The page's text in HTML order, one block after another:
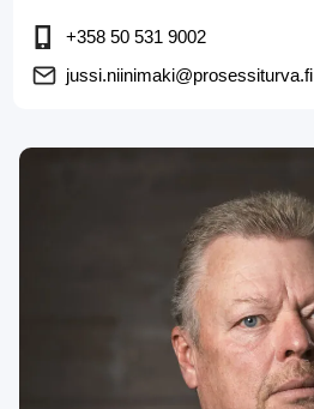
+358 50 531 9002
jussi.niinimaki@prosessiturva.fi